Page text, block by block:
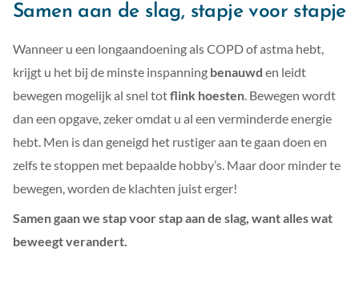
Samen aan de slag, stapje voor stapje
Wanneer u een longaandoening als COPD of astma hebt,
krijgt u het bij de minste inspanning benauwd en leidt
bewegen mogelijk al snel totflink hoesten. Bewegen wordt
dan een opgave, zeker omdat u al een verminderde energie
hebt. Men is dan geneigd het rustiger aan te gaan doen en
zelfs te stoppen met bepaalde hobby’s. Maar door minder te
bewegen, worden de klachten juist erger!
Samen gaan we stap voor stap aan de slag, want alles wat
beweegt verandert.